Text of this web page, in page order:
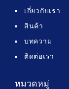
เกี่ยวกับเรา
สินค้า
บทความ
ติดต่อเรา
หมวดหมู่